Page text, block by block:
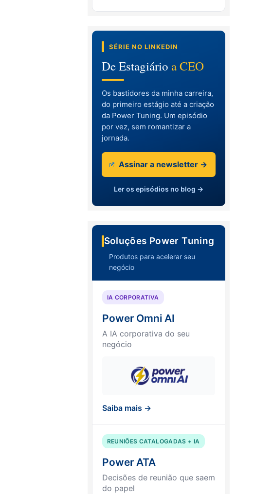
SÉRIE NO LINKEDIN
De Estagiário a CEO
Os bastidores da minha carreira,
do primeiro estágio até a criação
da Power Tuning. Um episódio
por vez, sem romantizar a
jornada.
Assinar a newsletter →
Ler os episódios no blog →
Soluções Power Tuning
Produtos para acelerar seu
negócio
IA CORPORATIVA
Power Omni AI
A IA corporativa do seu
negócio
Saiba mais →
REUNIÕES CATALOGADAS + IA
Power ATA
Decisões de reunião que saem
do papel